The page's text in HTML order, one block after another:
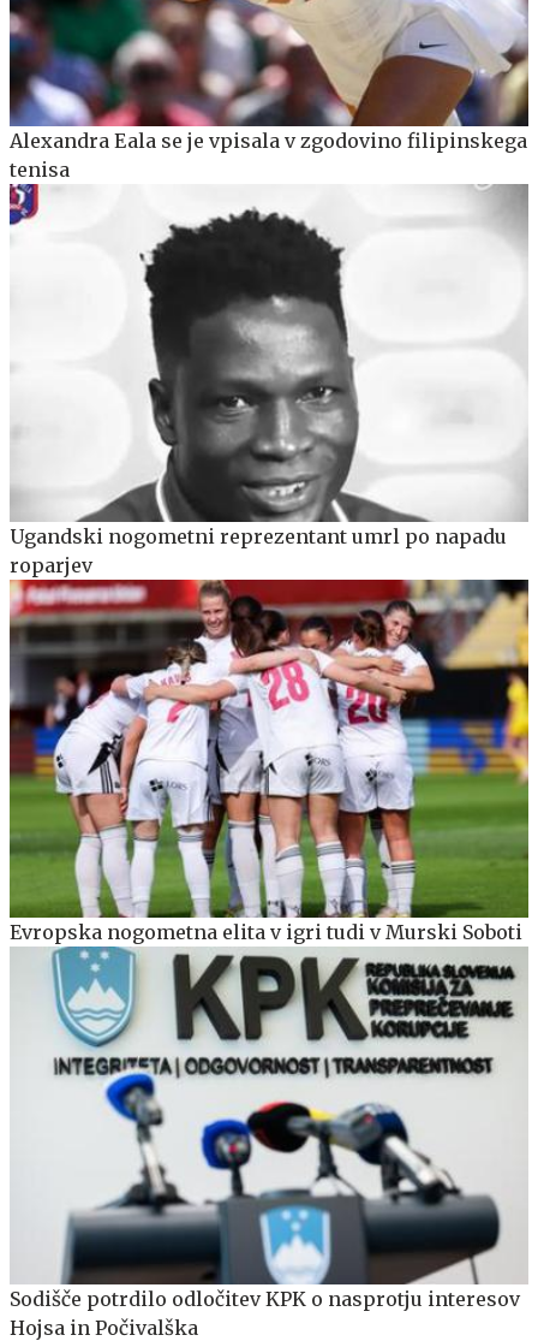
Alexandra Eala se je vpisala v zgodovino filipinskega
tenisa
Ugandski nogometni reprezentant umrl po napadu
roparjev
Evropska nogometna elita v igri tudi v Murski Soboti
Sodišče potrdilo odločitev KPK o nasprotju interesov
Hojsa in Počivalška